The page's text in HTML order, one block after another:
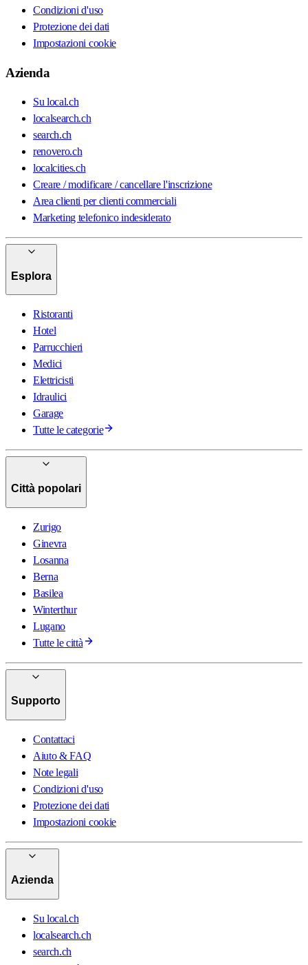
Condizioni d'uso
Protezione dei dati
Impostazioni cookie
Azienda
Su local.ch
localsearch.ch
search.ch
renovero.ch
localcities.ch
Creare / modificare / cancellare l'inscrizione
Area clienti per clienti commerciali
Marketing telefonico indesiderato
Esplora
Ristoranti
Hotel
Parrucchieri
Medici
Elettricisti
Idraulici
Garage
Tutte le categorie
Città popolari
Zurigo
Ginevra
Losanna
Berna
Basilea
Winterthur
Lugano
Tutte le città
Supporto
Contattaci
Aiuto & FAQ
Note legali
Condizioni d'uso
Protezione dei dati
Impostazioni cookie
Azienda
Su local.ch
localsearch.ch
search.ch